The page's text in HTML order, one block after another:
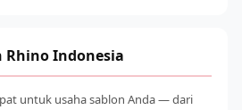
yang terlalu kecil — RhinoCare siap
tren dan teknik terbaru dunia
gratis, pemilihan mesin, hingga
Rhino Indonesia
untuk usaha sablon Anda — dari